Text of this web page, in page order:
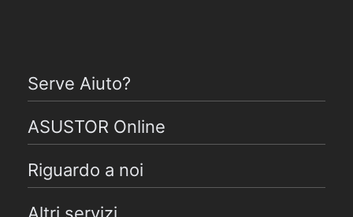
Serve Aiuto?
ASUSTOR Online
Riguardo a noi